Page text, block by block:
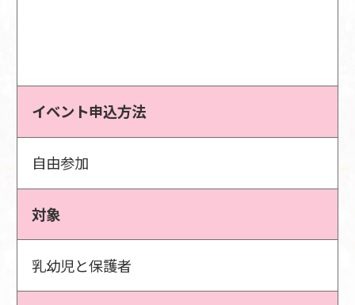
イベント申込方法
自由参加
対象
乳幼児と保護者